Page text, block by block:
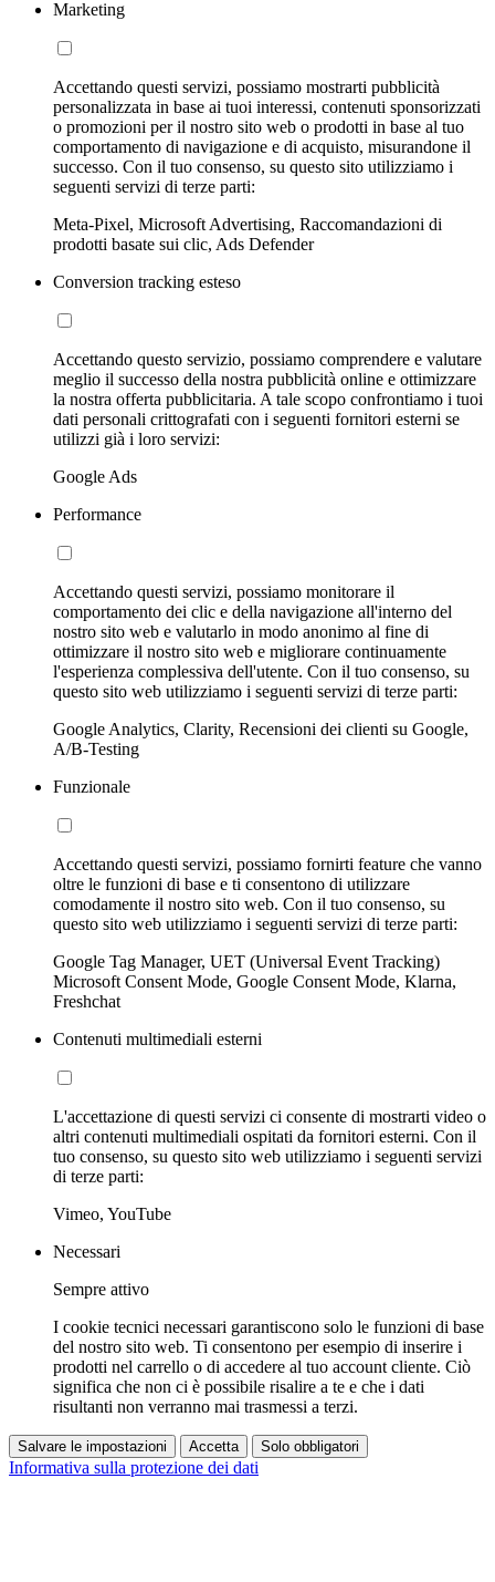
Marketing
Accettando questi servizi, possiamo mostrarti pubblicità
personalizzata in base ai tuoi interessi, contenuti sponsorizzati
o promozioni per il nostro sito web o prodotti in base al tuo
comportamento di navigazione e di acquisto, misurandone il
successo. Con il tuo consenso, su questo sito utilizziamo i
seguenti servizi di terze parti:
Meta-Pixel, Microsoft Advertising, Raccomandazioni di
prodotti basate sui clic, Ads Defender
Conversion tracking esteso
Accettando questo servizio, possiamo comprendere e valutare
meglio il successo della nostra pubblicità online e ottimizzare
la nostra offerta pubblicitaria. A tale scopo confrontiamo i tuoi
dati personali crittografati con i seguenti fornitori esterni se
utilizzi già i loro servizi:
Google Ads
Performance
Accettando questi servizi, possiamo monitorare il
comportamento dei clic e della navigazione all'interno del
nostro sito web e valutarlo in modo anonimo al fine di
ottimizzare il nostro sito web e migliorare continuamente
l'esperienza complessiva dell'utente. Con il tuo consenso, su
questo sito web utilizziamo i seguenti servizi di terze parti:
Google Analytics, Clarity, Recensioni dei clienti su Google,
A/B-Testing
Funzionale
Accettando questi servizi, possiamo fornirti feature che vanno
oltre le funzioni di base e ti consentono di utilizzare
comodamente il nostro sito web. Con il tuo consenso, su
questo sito web utilizziamo i seguenti servizi di terze parti:
Google Tag Manager, UET (Universal Event Tracking)
Microsoft Consent Mode, Google Consent Mode, Klarna,
Freshchat
Contenuti multimediali esterni
L'accettazione di questi servizi ci consente di mostrarti video o
altri contenuti multimediali ospitati da fornitori esterni. Con il
tuo consenso, su questo sito web utilizziamo i seguenti servizi
di terze parti:
Vimeo, YouTube
Necessari
Sempre attivo
I cookie tecnici necessari garantiscono solo le funzioni di base
del nostro sito web. Ti consentono per esempio di inserire i
prodotti nel carrello o di accedere al tuo account cliente. Ciò
significa che non ci è possibile risalire a te e che i dati
risultanti non verranno mai trasmessi a terzi.
Salvare le impostazioni Accetta Solo obbligatori
Informativa sulla protezione dei dati